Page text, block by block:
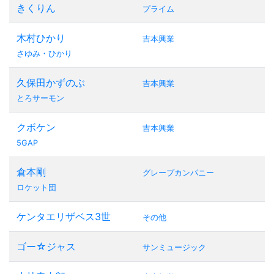
きくりん プライム
木村ひかり
さゆみ・ひかり
吉本興業
久保田かずのぶ
とろサーモン
吉本興業
クボケン
5GAP
吉本興業
倉本剛
ロケット団
グレープカンパニー
ケンタエリザベス3世 その他
ゴー☆ジャス サンミュージック